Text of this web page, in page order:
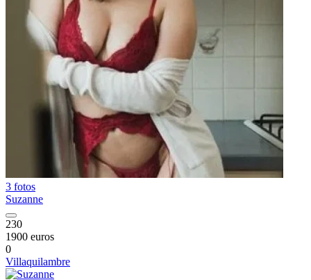
3 fotos
Suzanne
230
1900 euros
0
Villaquilambre